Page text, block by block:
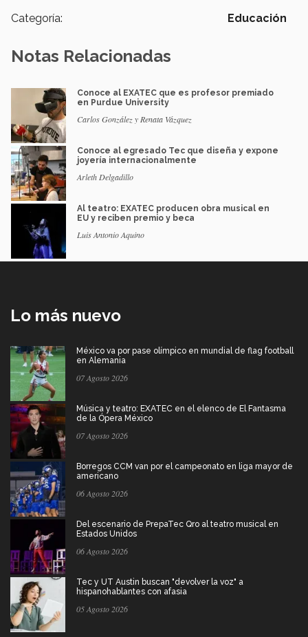
Categoría: Educación
Notas Relacionadas
Conoce al EXATEC que es profesor premiado
en Purdue University
Carlos González y Renata Vázquez
Conoce al egresado Tec que diseña y expone
joyería internacionalmente
Arleth Delgadillo
Al teatro: EXATEC producen obra musical en
EU y reciben premio y beca
Luis Antonio Aquino
Lo más nuevo
México va por pase olímpico en mundial de flag football
en Alemania
07 Agosto 2026
Música y teatro: EXATEC en el elenco de El Fantasma
de la Ópera México
07 Agosto 2026
Borregos CCM van por el campeonato en liga mayor de
americano
06 Agosto 2026
Del escenario de PrepaTec Qro al teatro musical en
Estados Unidos
06 Agosto 2026
Tec y UT Austin buscan "devolver la voz" a
hispanohablantes con afasia
05 Agosto 2026